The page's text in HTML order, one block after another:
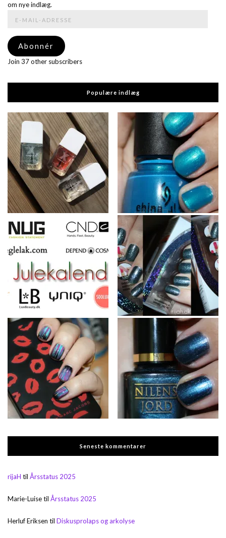
om nye indlæg.
adresse
Abonnér
Join 37 other subscribers
Populære indlæg
Seneste kommentarer
rijaH til Årsstatus 2025
Marie-Luisetil Årsstatus 2025
Herluf Eriksen til Diskusprolaps og arkolyse